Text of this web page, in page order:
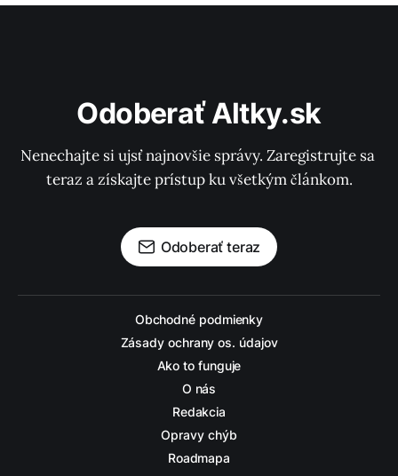
Odoberať Altky.sk
Nenechajte si ujsť najnovšie správy. Zaregistrujte sa
teraz a získajte prístup ku všetkým článkom.
Odoberať teraz
Obchodné podmienky
Zásady ochrany os. údajov
Ako to funguje
O nás
Redakcia
Opravy chýb
Roadmapa